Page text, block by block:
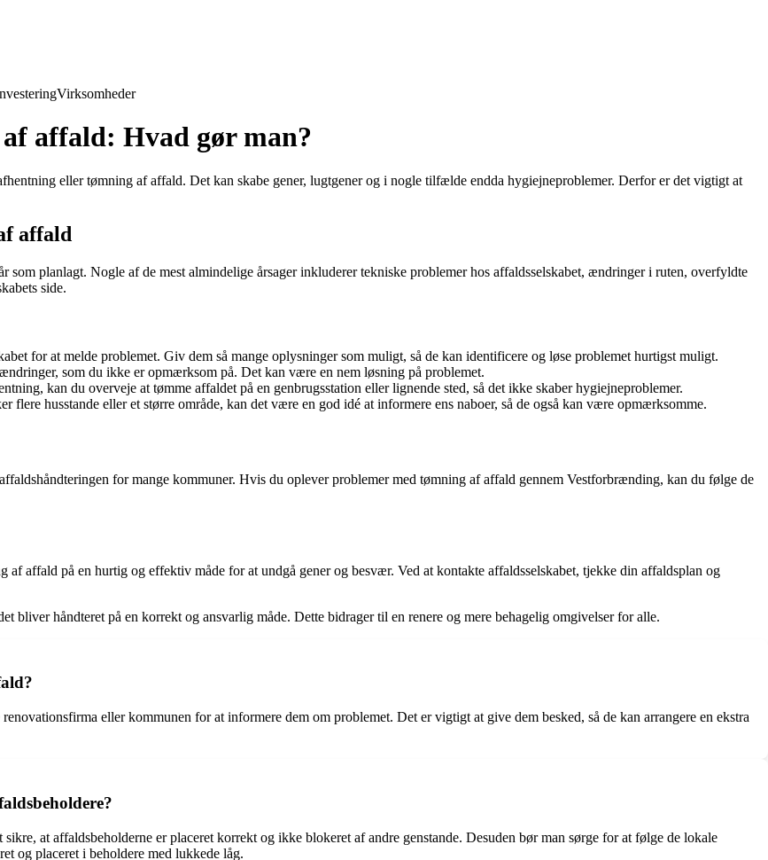
Virksomheder
affald: Hvad gør man?
eller tømning af affald. Det kan skabe gener, lugtgener og i nogle tilfælde endda hygiejneproblemer. Derfor er det vigtigt at
affald
planlagt. Nogle af de mest almindelige årsager inkluderer tekniske problemer hos affaldsselskabet, ændringer i ruten, overfyldte
side.
for at melde problemet. Giv dem så mange oplysninger som muligt, så de kan identificere og løse problemet hurtigst muligt.
som du ikke er opmærksom på. Det kan være en nem løsning på problemet.
kan du overveje at tømme affaldet på en genbrugsstation eller lignende sted, så det ikke skaber hygiejneproblemer.
flere husstande eller et større område, kan det være en god idé at informere ens naboer, så de også kan være opmærksomme.
for mange kommuner. Hvis du oplever problemer med tømning af affald gennem Vestforbrænding, kan du følge de
affald på en hurtig og effektiv måde for at undgå gener og besvær. Ved at kontakte affaldsselskabet, tjekke din affaldsplan og
bliver håndteret på en korrekt og ansvarlig måde. Dette bidrager til en renere og mere behagelig omgivelser for alle.
eller kommunen for at informere dem om problemet. Det er vigtigt at give dem besked, så de kan arrangere en ekstra
at affaldsbeholderne er placeret korrekt og ikke blokeret af andre genstande. Desuden bør man sørge for at følge de lokale
og placeret i beholdere med lukkede låg.